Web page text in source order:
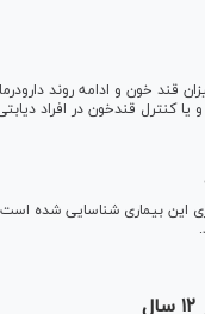
به پیگیری‌های متعدد میزان قند خون و
کنترل قندخون در افراد
مختلفی برای بیماری این بیماری